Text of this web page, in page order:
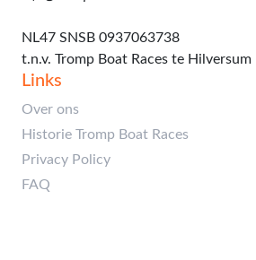
NL47 SNSB 0937063738
t.n.v. Tromp Boat Races te Hilversum
Links
Over ons
Historie Tromp Boat Races
Privacy Policy
FAQ